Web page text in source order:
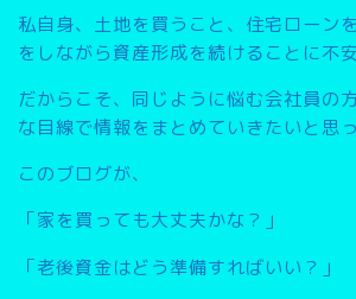
私自身、土地を買うこと、住宅ローン
をしながら資産形成を続けることに不
だからこそ、同じように悩む会社員の
な目線で情報をまとめていきたいと思
このブログが、
「家を買っても大丈夫かな？」
「老後資金はどう準備すればいい？」